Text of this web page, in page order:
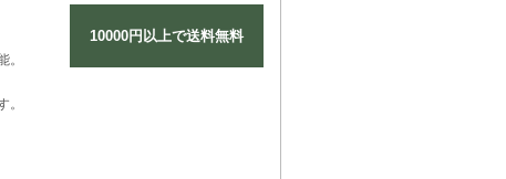
10000円以上で送料無料
。